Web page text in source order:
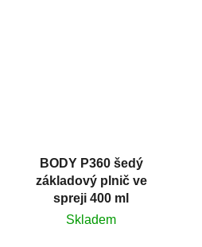
BODY P360 šedý
základový plnič ve
spreji 400 ml
Skladem